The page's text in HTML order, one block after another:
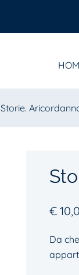
Storie.
€
Da